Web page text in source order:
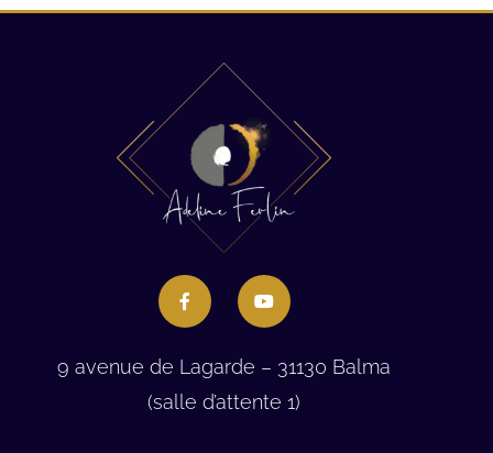
9 avenue de Lagarde – 31130 Balma
(salle d’attente 1)